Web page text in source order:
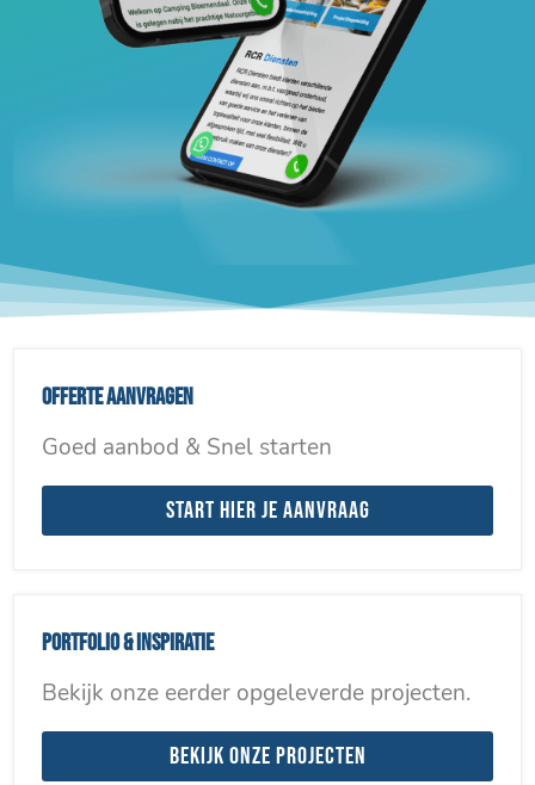
Offerte aanvragen
Goed aanbod & Snel starten
Start hier je aanvraag
Portfolio & inspiratie
Bekijk onze eerder opgeleverde projecten.
Bekijk onze projecten